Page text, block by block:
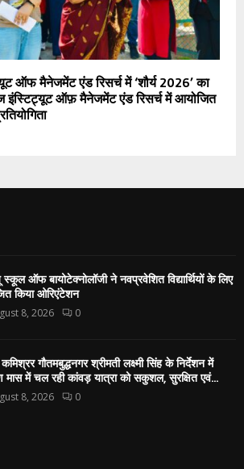
ऑफ मैनेजमेंट एंड रिसर्च में ‘शौर्य 2026’ का
इंस्टिट्यूट ऑफ़ मैनेजमेंट एंड रिसर्च में आयोजित
स्कूल ऑफ बायोटेक्नोलॉजी ने नवप्रवेशित विद्यार्थियों के लिए
किया ओरिएंटेशन
8, 2026 0
गौतमबुद्धनगर श्रीमती लक्ष्मी सिंह के निर्देशन में
मास में चल रही कांवड़ यात्रा को सकुशल, सुरक्षित एवं...
8, 2026 0